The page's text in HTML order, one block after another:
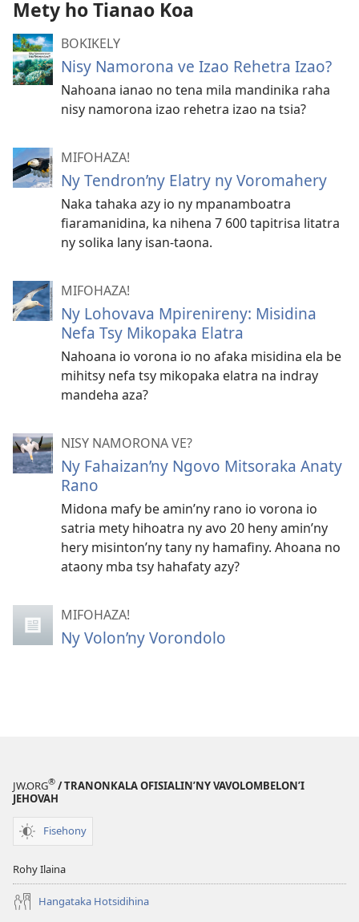
Mety ho Tianao Koa
BOKIKELY
Nisy Namorona ve Izao Rehetra Izao?
Nahoana ianao no tena mila mandinika raha
nisy namorona izao rehetra izao na tsia?
MIFOHAZA!
Ny Tendron’ny Elatry ny Voromahery
Naka tahaka azy io ny mpanamboatra
fiaramanidina, ka nihena 7 600 tapitrisa litatra
ny solika lany isan-taona.
MIFOHAZA!
Ny Lohovava Mpirenireny: Misidina
Nefa Tsy Mikopaka Elatra
Nahoana io vorona io no afaka misidina ela be
mihitsy nefa tsy mikopaka elatra na indray
mandeha aza?
NISY NAMORONA VE?
Ny Fahaizan’ny Ngovo Mitsoraka Anaty
Rano
Midona mafy be amin’ny rano io vorona io
satria mety hihoatra ny avo 20 heny amin’ny
hery misinton’ny tany ny hamafiny. Ahoana no
ataony mba tsy hahafaty azy?
MIFOHAZA!
Ny Volon’ny Vorondolo
JW.ORG® / TRANONKALA OFISIALIN’NY VAVOLOMBELON’I
JEHOVAH
Fisehony
Rohy Ilaina
Hangataka Hotsidihina